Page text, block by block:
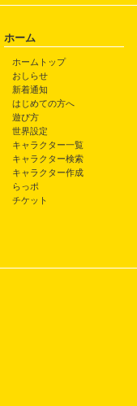
ホーム
ホームトップ
おしらせ
新着通知
はじめての方へ
遊び方
世界設定
キャラクター一覧
キャラクター検索
キャラクター作成
らっポ
チケット